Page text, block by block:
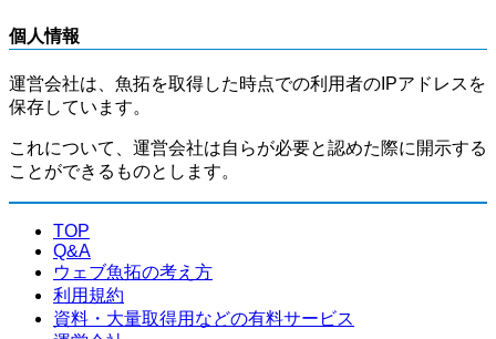
個人情報
運営会社は、魚拓を取得した時点での利用者のIPアドレスを
保存しています。
これについて、運営会社は自らが必要と認めた際に開示する
ことができるものとします。
TOP
Q&A
ウェブ魚拓の考え方
利用規約
資料・大量取得用などの有料サービス